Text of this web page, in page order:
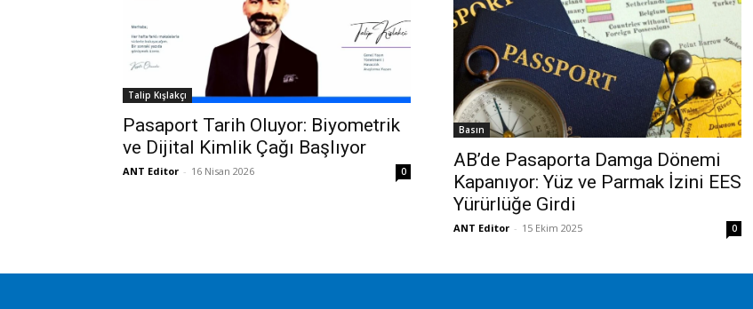
Talip Kışlakçı
Pasaport Tarih Oluyor: Biyometrik
ve Dijital Kimlik Çağı Başlıyor
ANT Editor - 16 Nisan 2026 0
Basın
AB’de Pasaporta Damga Dönemi
Kapanıyor: Yüz ve Parmak İzini EES
Yürürlüğe Girdi
ANT Editor - 15 Ekim 2025 0